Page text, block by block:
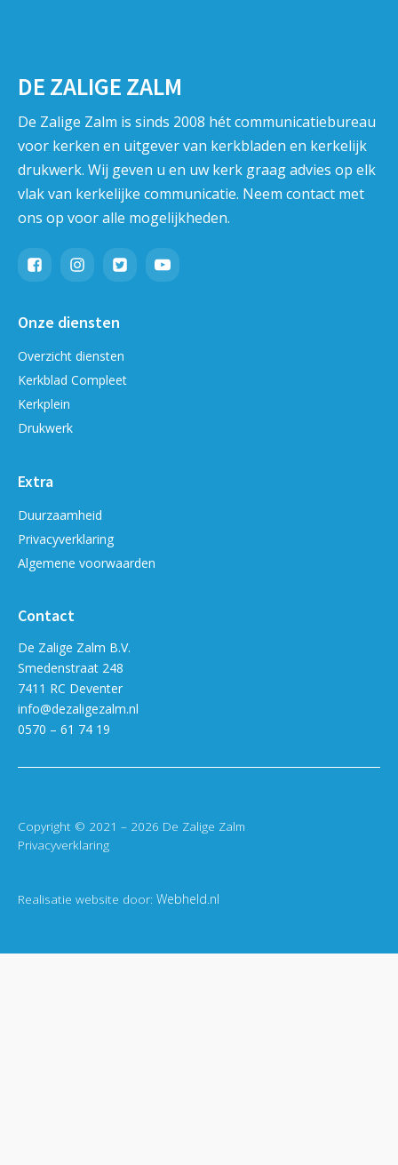
DE ZALIGE ZALM
De Zalige Zalm is sinds 2008 hét communicatiebureau
voor kerken en uitgever van kerkbladen en kerkelijk
drukwerk. Wij geven u en uw kerk graag advies op elk
vlak van kerkelijke communicatie. Neem contact met
ons op voor alle mogelijkheden.
Onze diensten
Overzicht diensten
Kerkblad Compleet
Kerkplein
Drukwerk
Extra
Duurzaamheid
Privacyverklaring
Algemene voorwaarden
Contact
De Zalige Zalm B.V.
Smedenstraat 248
7411 RC Deventer
info@dezaligezalm.nl
0570 – 61 74 19
Copyright © 2021 – 2026 De Zalige Zalm
Privacyverklaring
Realisatie website door: Webheld.nl